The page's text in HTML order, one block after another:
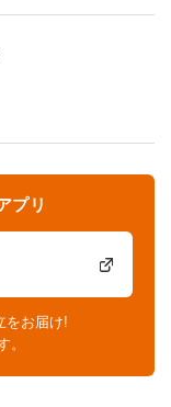
プリ
をお届け!
。